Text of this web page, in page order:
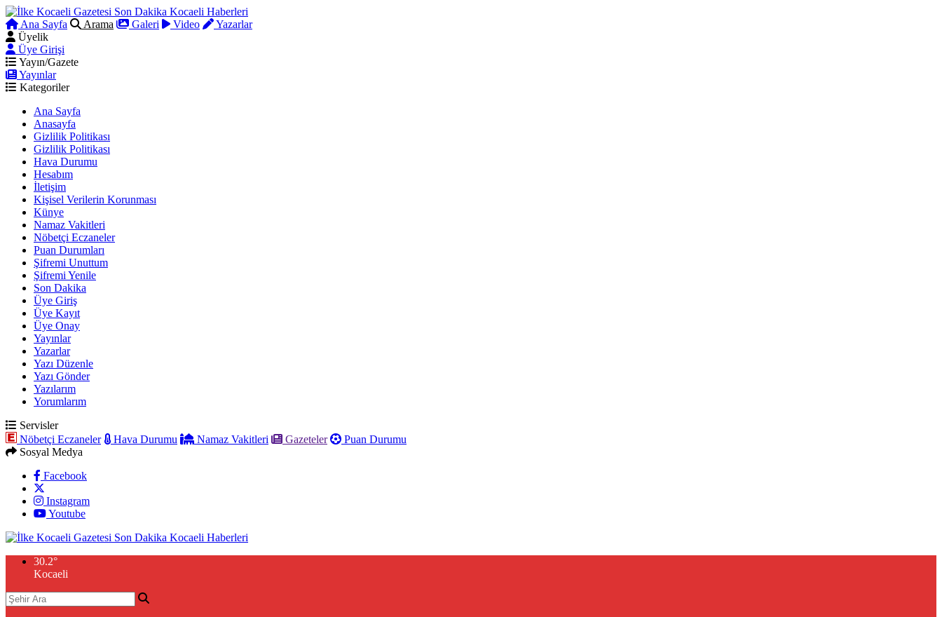
Ana Sayfa Arama Galeri Video
Yazarlar
Üyelik
Üye Girişi
Yayın/Gazete
Yayınlar
Kategoriler
Ana Sayfa
Anasayfa
Gizlilik Politikası
Gizlilik Politikası
Hava Durumu
Hesabım
İletişim
Kişisel Verilerin Korunması
Künye
Namaz Vakitleri
Nöbetçi Eczaneler
Puan Durumları
Şifremi Unuttum
Şifremi Yenile
Son Dakika
Üye Giriş
Üye Kayıt
Üye Onay
Yayınlar
Yazarlar
Yazı Düzenle
Yazı Gönder
Yazılarım
Yorumlarım
Servisler
Nöbetçi Eczaneler
Hava Durumu Namaz Vakitleri Gazeteler
Puan Durumu
Sosyal Medya
Facebook
Instagram
Youtube
30.2°
Kocaeli